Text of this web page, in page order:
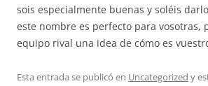
sois especialmente buenas y soléis
este nombre es perfecto para vosotras,
equipo rival una idea de cómo es
Esta entrada se publicó en Uncategorized y